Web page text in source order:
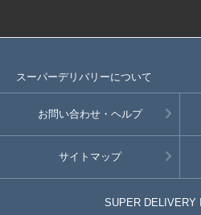
スーパーデリバリーについて
お問い合わせ・ヘルプ
サイトマップ
SUPER DELIVERY